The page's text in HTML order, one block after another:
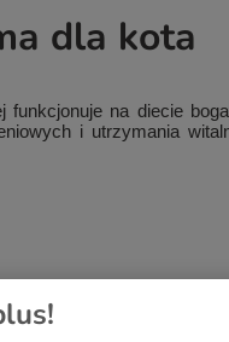
dla kota
funkcjonuje na diecie
i utrzymania